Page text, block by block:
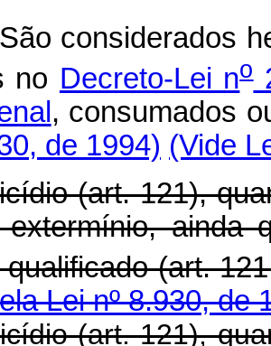
considerados
no Decreto-Lei no
,
de 1994) (Vide
(art. 121),
ainda
(art.
Lei nº 8.930, de
(art. 121),